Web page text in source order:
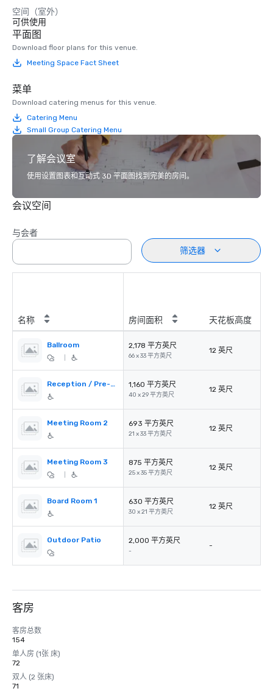
空间（室外）
可供使用
平面图
Download floor plans for this venue.
Meeting Space Fact Sheet
菜单
Download catering menus for this venue.
Catering Menu
Small Group Catering Menu
了解会议室
使用设置图表和互动式 3D 平面图找到完美的房间。
会议空间
与会者
筛选器
名称 房间面积 天花板高度
Ballroom 2,178 平方英尺
66 x 33 平方英尺
12 英尺
Reception / Pre-function Area 1,160 平方英尺
40 x 29 平方英尺
12 英尺
Meeting Room 2 693 平方英尺
21 x 33 平方英尺
12 英尺
Meeting Room 3 875 平方英尺
25 x 35 平方英尺
12 英尺
Board Room 1 630 平方英尺
30 x 21 平方英尺
12 英尺
Outdoor Patio 2,000 平方英尺
-
-
客房
客房总数
154
单人房 (1张 床)
72
双人 (2 张床)
71